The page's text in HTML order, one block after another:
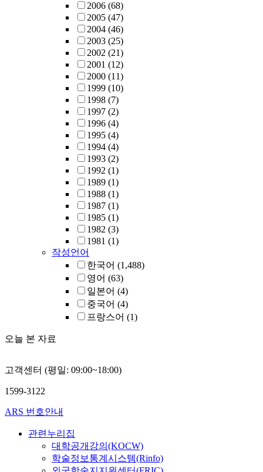
2006 (68)
2005 (47)
2004 (46)
2003 (25)
2002 (21)
2001 (12)
2000 (11)
1999 (10)
1998 (7)
1997 (2)
1996 (4)
1995 (4)
1994 (4)
1993 (2)
1992 (1)
1989 (1)
1988 (1)
1987 (1)
1985 (1)
1982 (3)
1981 (1)
작성언어
한국어 (1,488)
영어 (63)
일본어 (4)
중국어 (4)
프랑스어 (1)
오늘 본 자료
고객센터 (평일: 09:00~18:00)
1599-3122
ARS 번호안내
관련누리집
대학공개강의(KOCW)
학술정보통계시스템(Rinfo)